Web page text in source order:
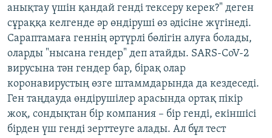
анықтау үшін қандай генді тексеру керек?" деген
сұраққа келгенде әр өндіруші өз әдісіне жүгінеді.
Сараптамаға геннің әртүрлі бөлігін алуға болады,
оларды "нысана гендер" деп атайды. SARS-CoV-2
вирусына тән гендер бар, бірақ олар
коронавирустың өзге штаммдарында да кездеседі.
Ген таңдауда өндірушілер арасында ортақ пікір
жоқ, сондықтан бір компания – бір генді, екіншісі
бірден үш генді зерттеуге алады. Ал бұл тест